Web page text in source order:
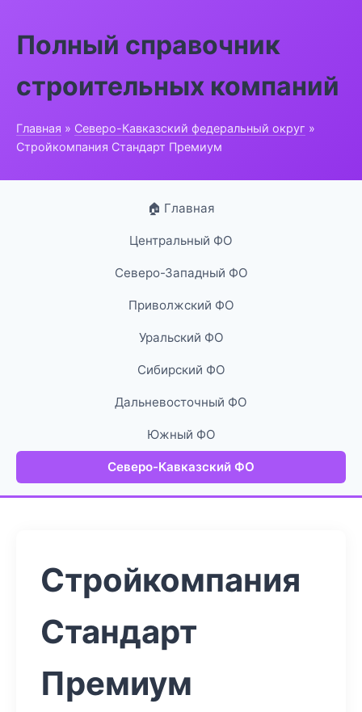
Полный справочник
строительных компаний
Главная » Северо-Кавказский федеральный округ »
Стройкомпания Стандарт Премиум
🏠 Главная
Центральный ФО
Северо-Западный ФО
Приволжский ФО
Уральский ФО
Сибирский ФО
Дальневосточный ФО
Южный ФО
Северо-Кавказский ФО
Стройкомпания
Стандарт
Премиум